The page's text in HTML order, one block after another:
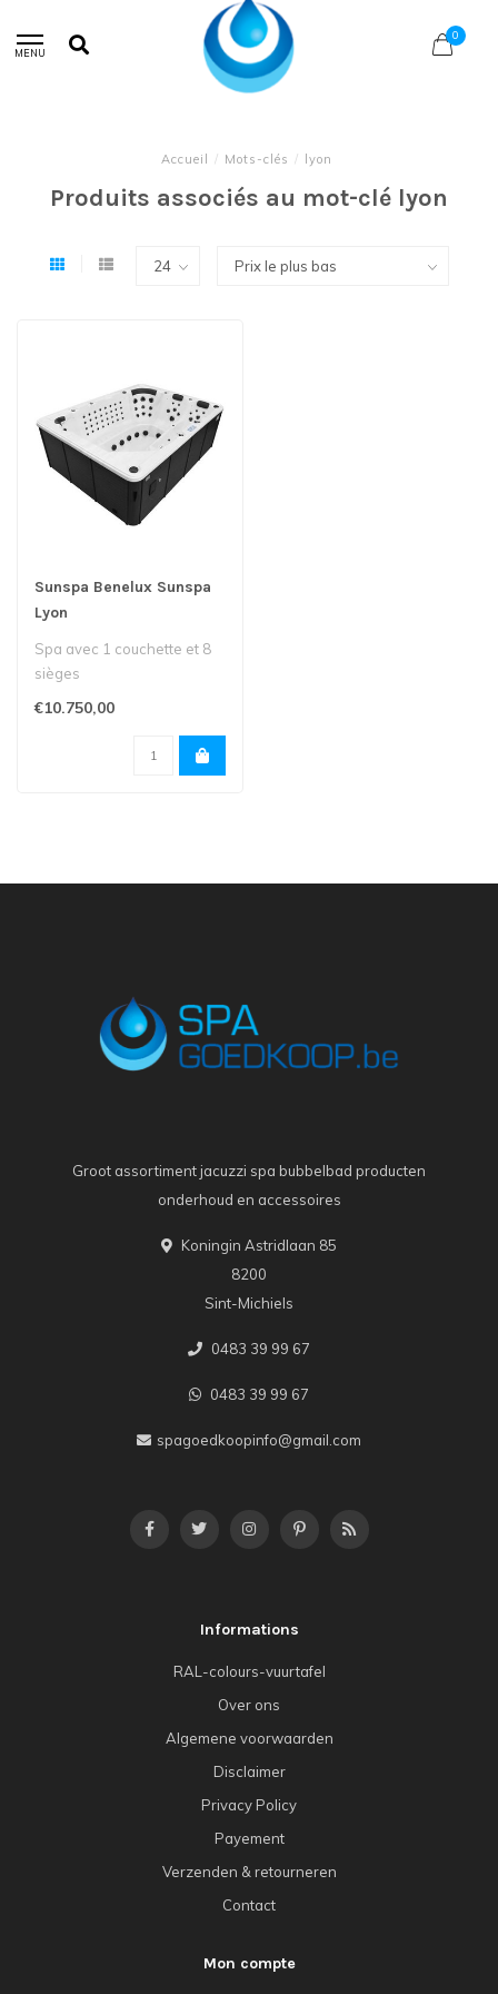
MENU
0
Accueil / Mots-clés / lyon
Produits associés au mot-clé lyon
Sunspa Benelux Sunspa
Lyon
Spa avec 1 couchette et 8
sièges
€10.750,00
Groot assortiment jacuzzi spa bubbelbad producten
onderhoud en accessoires
Koningin Astridlaan 85
8200
Sint-Michiels
0483 39 99 67
0483 39 99 67
spagoedkoopinfo@gmail.com
Informations
RAL-colours-vuurtafel
Over ons
Algemene voorwaarden
Disclaimer
Privacy Policy
Payement
Verzenden & retourneren
Contact
Mon compte